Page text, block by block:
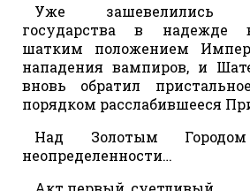
Уже зашевелились
государства в надежде
шатким положением
нападения вампиров, и
вновь обратил
порядком расслабившееся
Над Золотым
неопределенности…